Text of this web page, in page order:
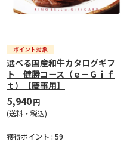
選べる国産和牛カタログギフ
ト 健勝コース（ｅ－Ｇｉｆ
ｔ）【慶事用】
5,940円
(送料・税込)
獲得ポイント : 59